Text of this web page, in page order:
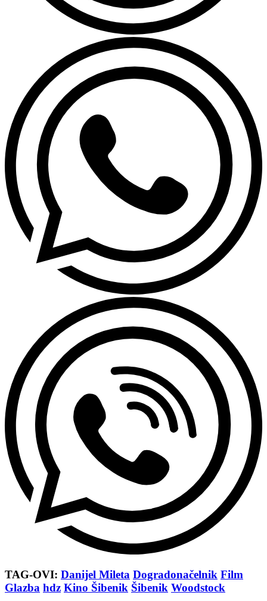
TAG-OVI: Danijel Mileta Dogradonačelnik Film
Glazba hdz Kino Šibenik Šibenik Woodstock